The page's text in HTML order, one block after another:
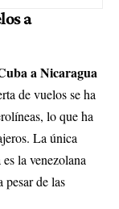
a
a Nicaragua
de vuelos se ha
lo que ha
La única
la venezolana
pesar de las